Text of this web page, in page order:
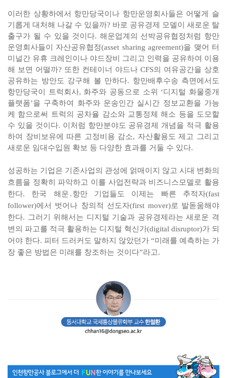
이러한 상황하에서 항만당국이나 항만운영회사들은 어떻게 슬
기롭게 대처해 나갈 수 있을까? 바로 공유경제 모델이 새로운 탈
출구가 될 수 있을 것이다. 해운업계의 선박공유협정처럼 항만
운영회사들이 자산공유협정(asset sharing agreement)을 맺어 터
미널간 유휴 크레인이나 야드장비 그리고 인력을 공유하여 이용
해 보면 어떨까? 또한 컨테이너 야드나 CFS의 여유공간을 상호
공유하는 방안도 강구해 볼 만하다. 항만배후수송 측면에서도
항만당국이 트럭회사, 화주와 공동으로 소위 ‘디지털 화물중개
플랫폼’을 구축하여 화주와 운송인간 실시간 정보교환을 가능
케 함으로써 트럭의 공차율 감소와 교통정체 해소 등을 도모할
수 있을 것이다. 이처럼 항만분야도 공유경제 개념을 적극 활용
하여 장비보유에 따른 고정비용 감소, 자산활용도 제고 그리고
새로운 임대수입원 확보 등 다양한 효과를 거둘 수 있다.
성공하는 기업은 기존사업의 관성에 얽매이지 않고 시대 변화의
흐름을 정확히 파악하고 이를 사업전략과 비즈니스모델로 활용
한다. 한국 해운․항만 기업들도 이제는 빠른 추적자(fast
follower)에서 벗어나 창의적 선도자(first mover)로 발돋움해야
한다. 그러기 위해서는 디지털 기술과 공유경제라는 새로운 격
변의 파고를 적극 활용하는 디지털 혁신가(digital disruptor)가 되
어야 한다. 피터 드러커도 말하지 않았던가 “미래를 예측하는 가
장 좋은 방법은 미래를 창조하는 것이다”라고.